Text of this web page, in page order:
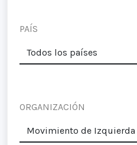
PAÍS
ORGANIZACIÓN